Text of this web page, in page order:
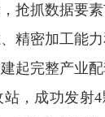
抢抓数据要
精密加工能
起完整产业配
，成功发射4